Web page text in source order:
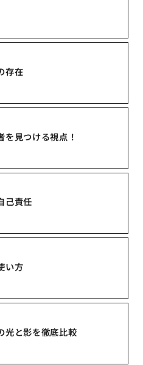
存在
見つける視点！
己責任
い方
光と影を徹底比較